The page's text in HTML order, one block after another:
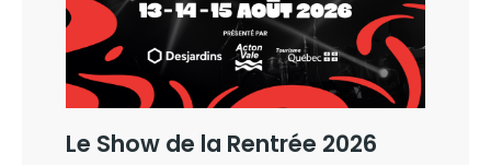
Le Show de la Rentrée 2026